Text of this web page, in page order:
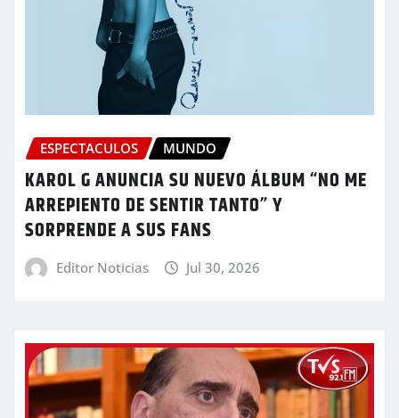
ESPECTACULOS MUNDO
KAROL G ANUNCIA SU NUEVO ÁLBUM “NO ME
ARREPIENTO DE SENTIR TANTO” Y
SORPRENDE A SUS FANS
Editor Noticias Jul 30, 2026